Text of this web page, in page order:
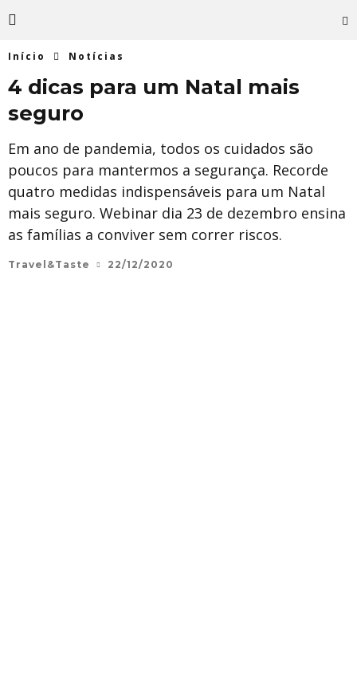
Início Notícias
4 dicas para um Natal mais
seguro
Em ano de pandemia, todos os cuidados são
poucos para mantermos a segurança. Recorde
quatro medidas indispensáveis para um Natal
mais seguro. Webinar dia 23 de dezembro ensina
as famílias a conviver sem correr riscos.
Travel&Taste 22/12/2020